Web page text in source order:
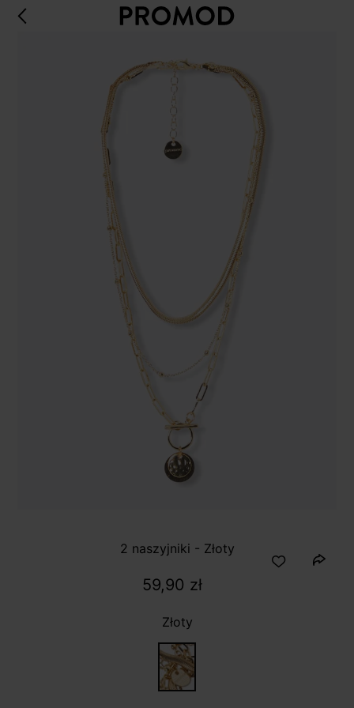
2 naszyjniki - Złoty
59,90 zł
Złoty